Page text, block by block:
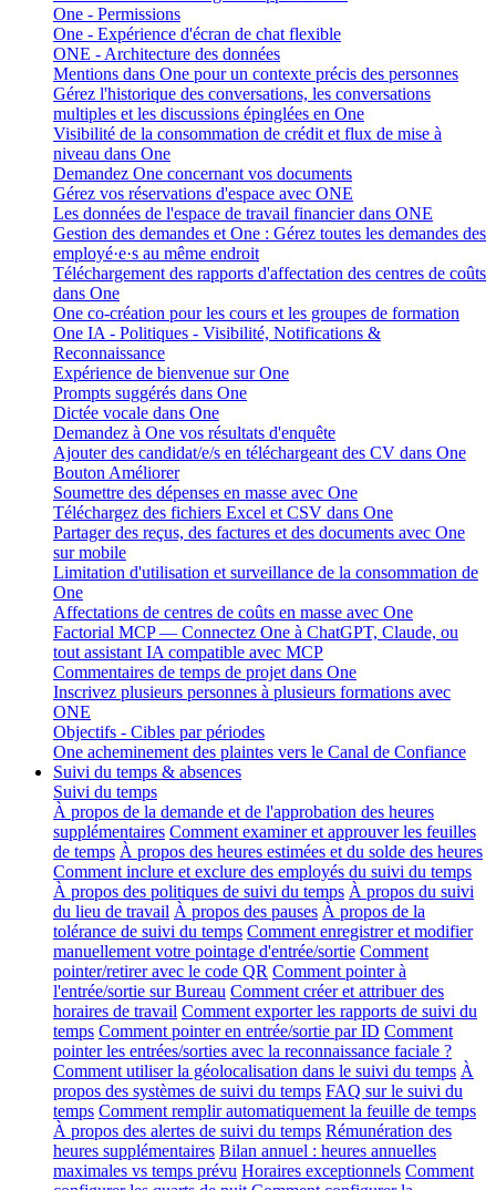
One - Permissions
One - Expérience d'écran de chat flexible
ONE - Architecture des données
Mentions dans One pour un contexte précis des personnes
Gérez l'historique des conversations, les conversations
multiples et les discussions épinglées en One
Visibilité de la consommation de crédit et flux de mise à
niveau dans One
Demandez One concernant vos documents
Gérez vos réservations d'espace avec ONE
Les données de l'espace de travail financier dans ONE
Gestion des demandes et One : Gérez toutes les demandes des
employé·e·s au même endroit
Téléchargement des rapports d'affectation des centres de coûts
dans One
One co-création pour les cours et les groupes de formation
One IA - Politiques - Visibilité, Notifications &
Reconnaissance
Expérience de bienvenue sur One
Prompts suggérés dans One
Dictée vocale dans One
Demandez à One vos résultats d'enquête
Ajouter des candidat/e/s en téléchargeant des CV dans One
Bouton Améliorer
Soumettre des dépenses en masse avec One
Téléchargez des fichiers Excel et CSV dans One
Partager des reçus, des factures et des documents avec One
sur mobile
Limitation d'utilisation et surveillance de la consommation de
One
Affectations de centres de coûts en masse avec One
Factorial MCP — Connectez One à ChatGPT, Claude, ou
tout assistant IA compatible avec MCP
Commentaires de temps de projet dans One
Inscrivez plusieurs personnes à plusieurs formations avec
ONE
Objectifs - Cibles par périodes
One acheminement des plaintes vers le Canal de Confiance
Suivi du temps & absences
Suivi du temps
À propos de la demande et de l'approbation des heures
supplémentaires Comment examiner et approuver les feuilles
de temps À propos des heures estimées et du solde des heures
Comment inclure et exclure des employés du suivi du temps
À propos des politiques de suivi du temps À propos du suivi
du lieu de travail À propos des pauses À propos de la
tolérance de suivi du temps Comment enregistrer et modifier
manuellement votre pointage d'entrée/sortie Comment
pointer/retirer avec le code QR Comment pointer à
l'entrée/sortie sur Bureau Comment créer et attribuer des
horaires de travail Comment exporter les rapports de suivi du
temps Comment pointer en entrée/sortie par ID Comment
pointer les entrées/sorties avec la reconnaissance faciale ?
Comment utiliser la géolocalisation dans le suivi du temps À
propos des systèmes de suivi du temps FAQ sur le suivi du
temps Comment remplir automatiquement la feuille de temps
À propos des alertes de suivi du temps Rémunération des
heures supplémentaires Bilan annuel : heures annuelles
maximales vs temps prévu Horaires exceptionnels Comment